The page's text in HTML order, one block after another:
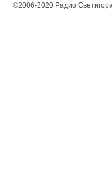
©2006-2020 Радио